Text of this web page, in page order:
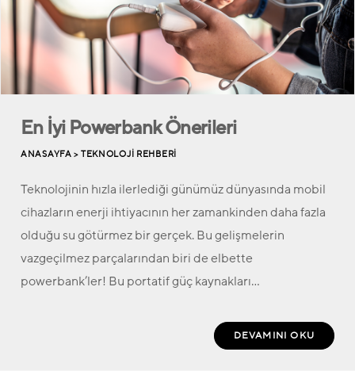
En İyi Powerbank Önerileri
ANASAYFA > TEKNOLOJI REHBERI
Teknolojinin hızla ilerlediği günümüz dünyasında mobil
cihazların enerji ihtiyacının her zamankinden daha fazla
olduğu su götürmez bir gerçek. Bu gelişmelerin
vazgeçilmez parçalarından biri de elbette
powerbank’ler! Bu portatif güç kaynakları…
DEVAMINI OKU